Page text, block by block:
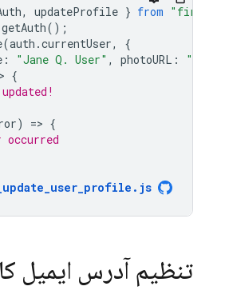
, updateProfile } from
getAuth();
(auth .currentUser,
{
: "Jane Q. User" , photoURL :
> {
) => {
. js
تنظیم آدرس ایمیل